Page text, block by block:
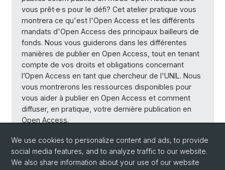
vous prêt·e·s pour le défi? Cet atelier pratique vous
montrera ce qu'est l'Open Access et les différents
mandats d'Open Access des principaux bailleurs de
fonds. Nous vous guiderons dans les différentes
manières de publier en Open Access, tout en tenant
compte de vos droits et obligations concernant
l’Open Access en tant que chercheur de l'UNIL. Nous
vous montrerons les ressources disponibles pour
vous aider à publier en Open Access et comment
diffuser, en pratique, votre dernière publication en
Open Access.
We use cookies to personalize content and ads, to provide
social media features, and to analyze traffic to our website.
We also share information about your use of our website